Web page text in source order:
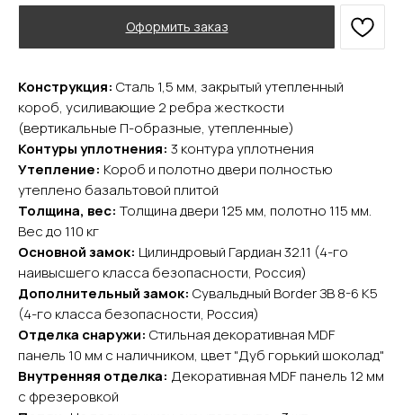
Оформить заказ
Конструкция: Сталь 1,5 мм, закрытый утепленный
короб, усиливающие 2 ребра жесткости
(вертикальные П-образные, утепленные)
Контуры уплотнения: 3 контура уплотнения
Утепление: Короб и полотно двери полностью
утеплено базальтовой плитой
Толщина, вес: Толщина двери 125 мм, полотно 115 мм.
Вес до 110 кг
Основной замок: Цилиндровый Гардиан 32.11 (4-го
наивысшего класса безопасности, Россия)
Дополнительный замок: Сувальдный Border ЗВ 8-6 К5
(4-го класса безопасности, Россия)
Отделка снаружи: Стильная декоративная MDF
панель 10 мм с наличником, цвет "Дуб горький шоколад"
Внутренняя отделка: Декоративная MDF панель 12 мм
с фрезеровкой
YURTA.DVERI
Контакты
О компании
Доставка и оплата
Акции
Входные двери
Главная
Каталог
Покупателям
ИП Яриш Ю.С.
ОГРНИП 324508100130132
ИНН 501105765500